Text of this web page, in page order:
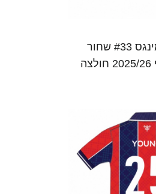
גברים אשלי המינגס #33 שחור
נייבי הרחק ג'רזי 2025/26 חולצה